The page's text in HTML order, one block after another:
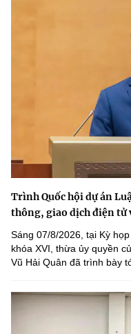
Trình Quốc hội dự án
thông, giao dịch điện tử
Sáng 07/8/2026, tại Kỳ
khóa XVI, thừa ủy quyền
Vũ Hải Quân đã trình bày